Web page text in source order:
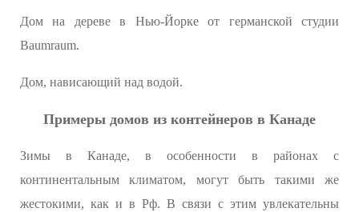
Дом на дереве в Нью-Йорке от германской студии
Baumraum.
Дом, нависающий над водой.
Примеры домов из контейнеров в Канаде
Зимы в Канаде, в особенности в районах с
континентальным климатом, могут быть такими же
жестокими, как и в Рф. В связи с этим увлекательны